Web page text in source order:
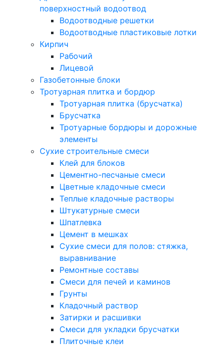
поверхностный водоотвод
Водоотводные решетки
Водоотводные пластиковые лотки
Кирпич
Рабочий
Лицевой
Газобетонные блоки
Тротуарная плитка и бордюр
Тротуарная плитка (брусчатка)
Брусчатка
Тротуарные бордюры и дорожные
элементы
Сухие строительные смеси
Клей для блоков
Цементно-песчаные смеси
Цветные кладочные смеси
Теплые кладочные растворы
Штукатурные смеси
Шпатлевка
Цемент в мешках
Сухие смеси для полов: стяжка,
выравнивание
Ремонтные составы
Смеси для печей и каминов
Грунты
Кладочный раствор
Затирки и расшивки
Смеси для укладки брусчатки
Плиточные клеи